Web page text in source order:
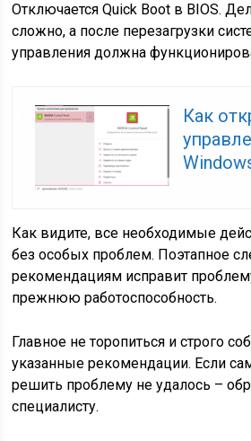
Отключается Quick Boot в BIOS.
сложно, а после перезагрузки
управления должна
Как
Как видите, все необходимые
без особых проблем. Поэтапное
рекомендациям исправит
прежнюю работоспособность.
Главное не торопиться и строго
указанные рекомендации. Если
решить проблему не удалось –
специалисту.